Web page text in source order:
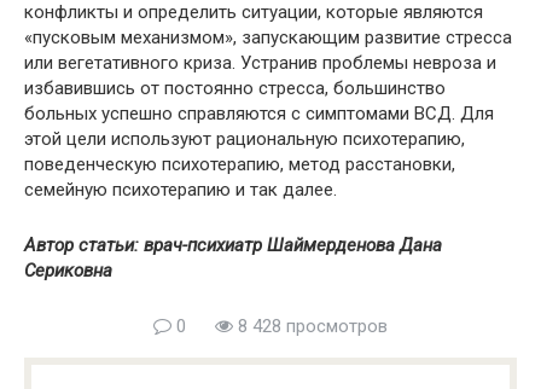
конфликты и определить ситуации, которые являются
«пусковым механизмом», запускающим развитие стресса
или вегетативного криза. Устранив проблемы невроза и
избавившись от постоянно стресса, большинство
больных успешно справляются с симптомами ВСД. Для
этой цели используют рациональную психотерапию,
поведенческую психотерапию, метод расстановки,
семейную психотерапию и так далее.
Автор статьи: врач-психиатр Шаймерденова Дана
Сериковна
0 8 428 просмотров